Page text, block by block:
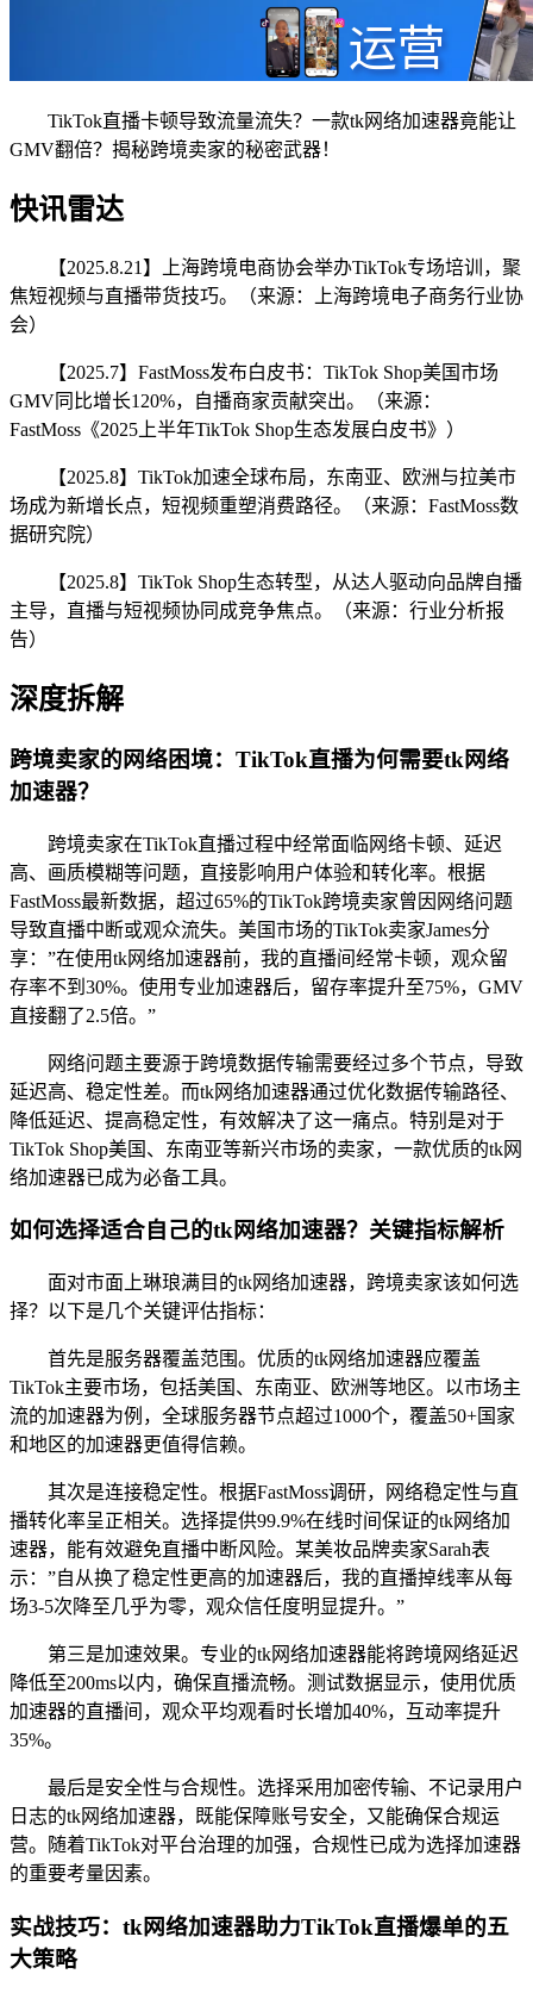
TikTok直播卡顿导致流量流失？一款tk网络加速器竟能让
GMV翻倍？揭秘跨境卖家的秘密武器！
快讯雷达
【2025.8.21】上海跨境电商协会举办TikTok专场培训，聚
焦短视频与直播带货技巧。（来源：上海跨境电子商务行业协
会）
【2025.7】FastMoss发布白皮书：TikTok Shop美国市场
GMV同比增长120%，自播商家贡献突出。（来源：
FastMoss《2025上半年TikTok Shop生态发展白皮书》）
【2025.8】TikTok加速全球布局，东南亚、欧洲与拉美市
场成为新增长点，短视频重塑消费路径。（来源：FastMoss数
据研究院）
【2025.8】TikTok Shop生态转型，从达人驱动向品牌自播
主导，直播与短视频协同成竞争焦点。（来源：行业分析报
告）
深度拆解
跨境卖家的网络困境：TikTok直播为何需要tk网络
加速器？
跨境卖家在TikTok直播过程中经常面临网络卡顿、延迟
高、画质模糊等问题，直接影响用户体验和转化率。根据
FastMoss最新数据，超过65%的TikTok跨境卖家曾因网络问题
导致直播中断或观众流失。美国市场的TikTok卖家James分
享：”在使用tk网络加速器前，我的直播间经常卡顿，观众留
存率不到30%。使用专业加速器后，留存率提升至75%，GMV
直接翻了2.5倍。”
网络问题主要源于跨境数据传输需要经过多个节点，导致
延迟高、稳定性差。而tk网络加速器通过优化数据传输路径、
降低延迟、提高稳定性，有效解决了这一痛点。特别是对于
TikTok Shop美国、东南亚等新兴市场的卖家，一款优质的tk网
络加速器已成为必备工具。
如何选择适合自己的tk网络加速器？关键指标解析
面对市面上琳琅满目的tk网络加速器，跨境卖家该如何选
择？以下是几个关键评估指标：
首先是服务器覆盖范围。优质的tk网络加速器应覆盖
TikTok主要市场，包括美国、东南亚、欧洲等地区。以市场主
流的加速器为例，全球服务器节点超过1000个，覆盖50+国家
和地区的加速器更值得信赖。
其次是连接稳定性。根据FastMoss调研，网络稳定性与直
播转化率呈正相关。选择提供99.9%在线时间保证的tk网络加
速器，能有效避免直播中断风险。某美妆品牌卖家Sarah表
示：”自从换了稳定性更高的加速器后，我的直播掉线率从每
场3-5次降至几乎为零，观众信任度明显提升。”
第三是加速效果。专业的tk网络加速器能将跨境网络延迟
降低至200ms以内，确保直播流畅。测试数据显示，使用优质
加速器的直播间，观众平均观看时长增加40%，互动率提升
35%。
最后是安全性与合规性。选择采用加密传输、不记录用户
日志的tk网络加速器，既能保障账号安全，又能确保合规运
营。随着TikTok对平台治理的加强，合规性已成为选择加速器
的重要考量因素。
实战技巧：tk网络加速器助力TikTok直播爆单的五
大策略